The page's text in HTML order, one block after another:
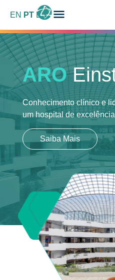
EN PT ES
ARO
Conhecimento clínico e
um hospital de
Saiba Mais